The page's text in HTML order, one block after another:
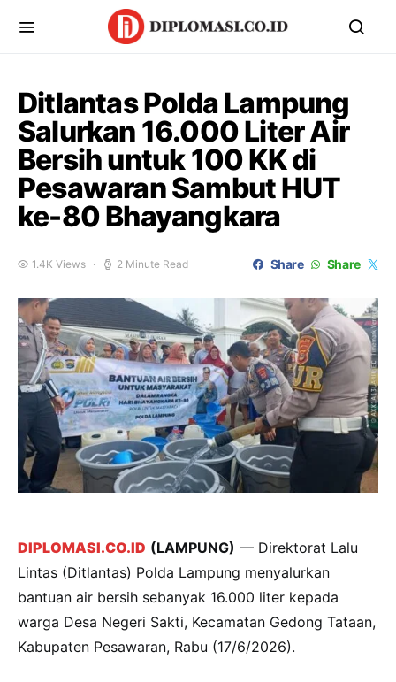
Ditlantas Polda Lampung
Salurkan 16.000 Liter Air
Bersih untuk 100 KK di
Pesawaran Sambut HUT
ke-80 Bhayangkara
1.4K Views 2 Minute Read Share Share
DIPLOMASI.CO.ID (LAMPUNG) — Direktorat Lalu
Lintas (Ditlantas) Polda Lampung menyalurkan
bantuan air bersih sebanyak 16.000 liter kepada
warga Desa Negeri Sakti, Kecamatan Gedong Tataan,
Kabupaten Pesawaran, Rabu (17/6/2026).